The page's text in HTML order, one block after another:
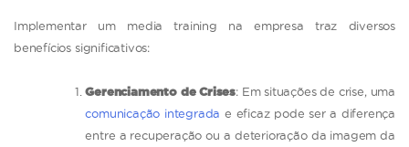
Implementar um media training na empresa traz diversos
benefícios significativos:
Gerenciamento de Crises: Em situações de crise, uma
comunicação integrada e eficaz pode ser a diferença
entre a recuperação ou a deterioração da imagem da